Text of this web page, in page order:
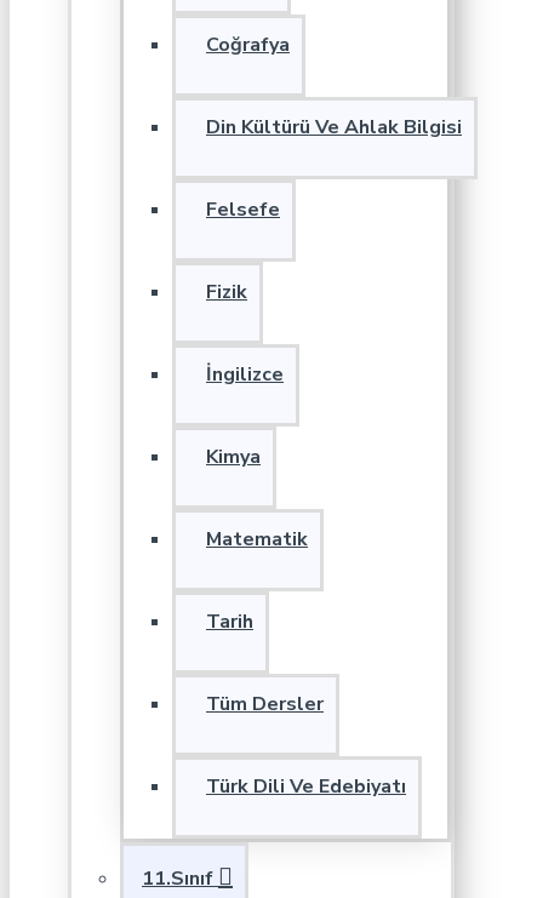
Coğrafya
Din Kültürü Ve Ahlak Bilgisi
Felsefe
Fizik
İngilizce
Kimya
Matematik
Tarih
Tüm Dersler
Türk Dili Ve Edebiyatı
11.Sınıf